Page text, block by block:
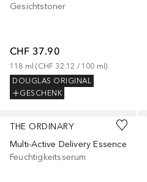
Gesichtstoner
CHF 37.90
118 ml (CHF 32.12 / 100 ml)
DOUGLAS ORIGINAL
GESCHENK
THE ORDINARY
Multi-Active Delivery Essence
Feuchtigkeitsserum